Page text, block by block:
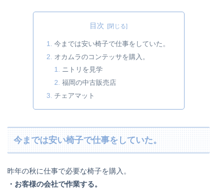
目次
今までは安い椅子で仕事をしていた。
オカムラのコンテッサを購入。
ニトリを見学
福岡の中古販売店
チェアマット
今までは安い椅子で仕事をしていた。
昨年の秋に仕事で必要な椅子を購入。
・お客様の会社で作業する。